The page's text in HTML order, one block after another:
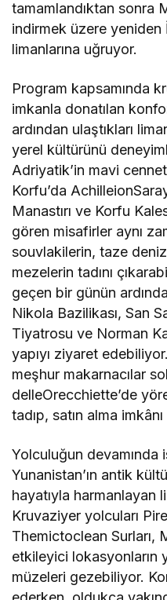
tamamlandıktan sonra
indirmek üzere
limanlarına uğruyor.
Program kapsamında k
imkanla donatılan
ardından ulaştıkları
yerel kültürünü
Adriyatik’in mavi
Korfu’daAchilleion
Manastırı ve Korfu
gören misafirler aynı
souvlakilerin, taze
mezelerin tadını
geçen bir günün
Nikola Bazilikası, San
Tiyatrosu ve Norman
yapıyı ziyaret
meşhur makarnacılar
delleOrecchiette’de
tadıp, satın alma imkânı
Yolculuğun devamında
Yunanistan’ın antik
hayatıyla harmanlayan
Kruvaziyer yolcuları
Themictoclean Surları,
etkileyici lokasyonların
müzeleri gezebiliyor. K